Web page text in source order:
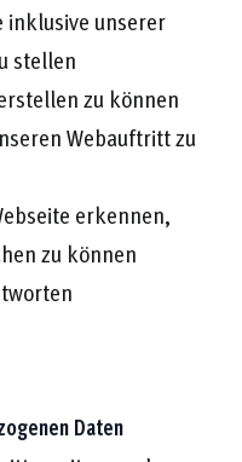
inklusive unserer
stellen
zu können
Webauftritt zu
erkennen,
zu können
Daten